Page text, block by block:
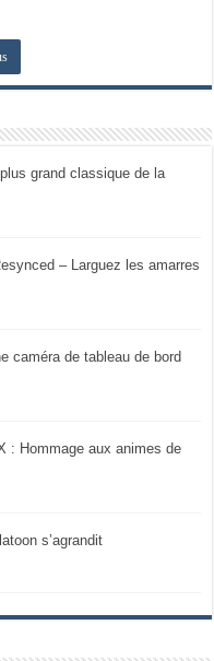
grand classique de la
– Larguez les amarres
caméra de tableau de bord
: Hommage aux animes de
s’agrandit